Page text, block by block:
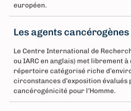
européen.
Les agents cancérogènes
Le Centre International de
ou IARC en anglais) met librement
répertoire catégorisé riche
circonstances d’exposition évalués
cancérogénicité pour l’Homme.